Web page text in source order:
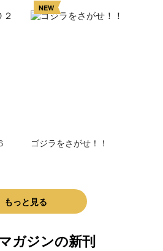
NEW
ゴジラをさがせ！！
もっと見る
ガジンの新刊